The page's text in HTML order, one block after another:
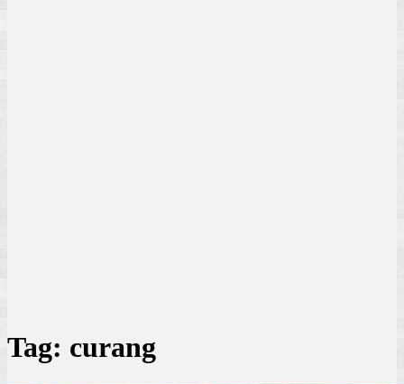
Tag: curang